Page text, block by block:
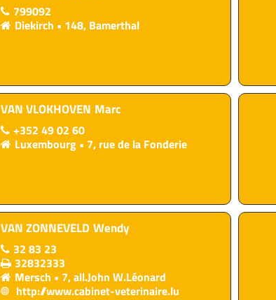
799092
Diekirch
148, Bamerthal
VAN VLOKHOVEN Marc
+352 49 02 60
Luxembourg
7, rue de la Fonderie
VAN ZONNEVELD Wendy
32 83 23
32832333
Mersch
7, all.John W.Léonard
http://www.cabinet-veterinaire.lu